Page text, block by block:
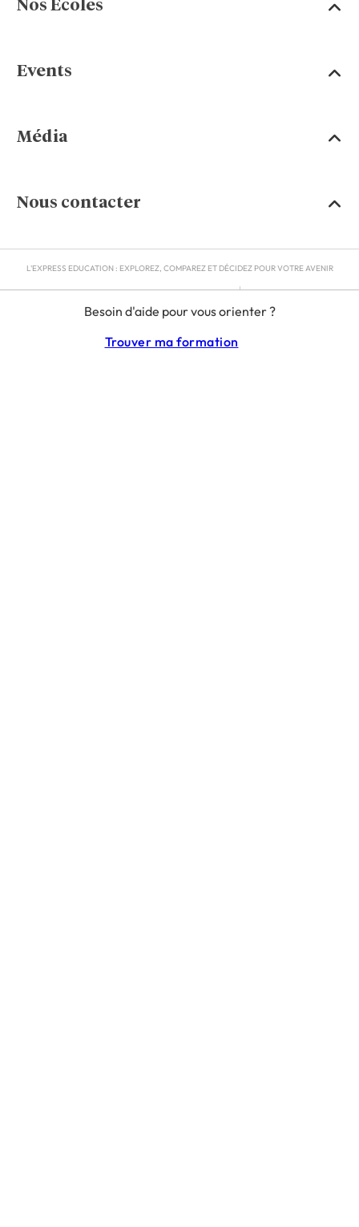
Besoin d'aide pour vous orienter ?
Trouver ma formation
Nos Écoles
Events
Média
Nous contacter
L'EXPRESS EDUCATION : EXPLOREZ, COMPAREZ ET DÉCIDEZ POUR VOTRE AVENIR
RGPD